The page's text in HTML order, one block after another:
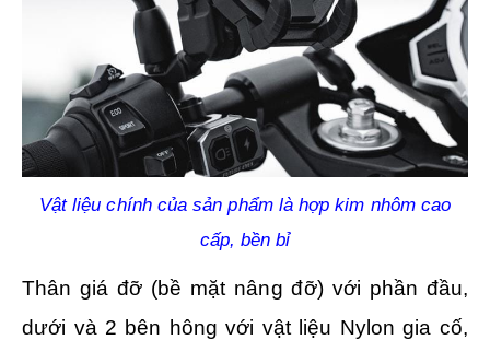
Vật liệu chính của sản phẩm là hợp kim nhôm cao
cấp, bền bỉ
Thân giá đỡ (bề mặt nâng đỡ) với phần đầu,
dưới và 2 bên hông với vật liệu Nylon gia cố,